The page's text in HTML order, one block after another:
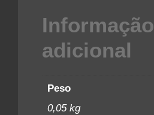
Informação
adicional
Peso
0,05 kg